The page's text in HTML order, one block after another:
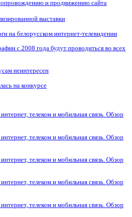
и продвижению сайта
выставки
на белорусском интернет-телевидении
с 2008 года будут проводиться во всех
неинтересен
на конкурсе
телеком и мобильная связь. Обзор
телеком и мобильная связь. Обзор
телеком и мобильная связь. Обзор
телеком и мобильная связь. Обзор
телеком и мобильная связь. Обзор